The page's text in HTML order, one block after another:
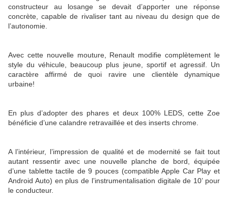
constructeur au losange se devait d’apporter une réponse
concrète, capable de rivaliser tant au niveau du design que de
l’autonomie.
Avec cette nouvelle mouture, Renault modifie complètement le
style du véhicule, beaucoup plus jeune, sportif et agressif. Un
caractère affirmé de quoi ravire une clientèle dynamique
urbaine!
En plus d’adopter des phares et deux 100% LEDS, cette Zoe
bénéficie d’une calandre retravaillée et des inserts chrome.
A l’intérieur, l’impression de qualité et de modernité se fait tout
autant ressentir avec une nouvelle planche de bord, équipée
d’une tablette tactile de 9 pouces (compatible Apple Car Play et
Android Auto) en plus de l’instrumentalisation digitale de 10’ pour
le conducteur.